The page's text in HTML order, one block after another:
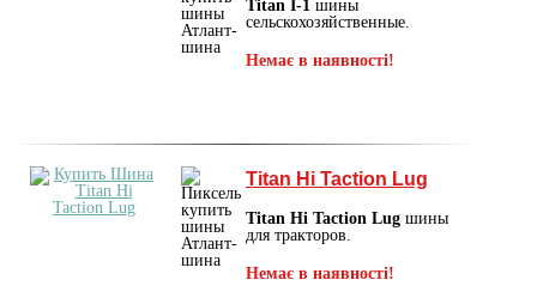
Titan I-1 шины
сельскохозяйственные.
Немає в наявності!
Titan Hi Taction Lug
Titan Hi Taction Lug шины
для тракторов.
Немає в наявності!